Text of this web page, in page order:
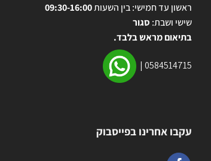
ראשון עד חמישי: בין השעות09:30-16:00
שישי ושבת: סגור
בתיאום מראש בלבד.
0584514715
|
עקבו אחרינו בפייסבוק